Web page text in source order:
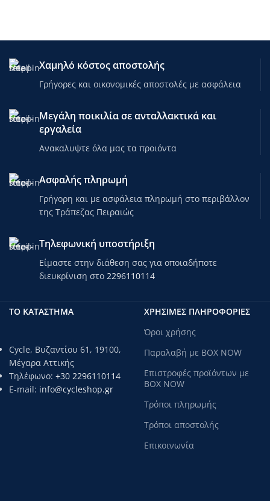
Χαμηλό κόστος αποστολής
Γρήγορες και οικονομικές αποστολές με ασφάλεια
Μεγάλη ποικιλία σε ανταλλακτικά και
εργαλεία
Ανακαλυψτε όλα μας τα προιόντα
Ασφαλής πληρωμή
Γρήγορη και με ασφάλεια πληρωμή στο περιβάλλον
της Τράπεζας Πειραιώς
Τηλεφωνική υποστήριξη
Είμαστε στην διάθεση σας για οποιαδήποτε
διευκρίνιση στο 2296110114
ΤΟ ΚΑΤΑΣΤΗΜΑ
Cycle, Βυζαντίου 61, 19100,
Μέγαρα Αττικής
Τηλέφωνο: +30 2296110114
E-mail: info@cycleshop.gr
ΧΡΗΣΙΜΕΣ ΠΛΗΡΟΦΟΡΙΕΣ
Όροι χρήσης
Παραλαβή με BOX NOW
Επιστροφές προϊόντων με
BOX NOW
Τρόποι πληρωμής
Τρόποι αποστολής
Επικοινωνία